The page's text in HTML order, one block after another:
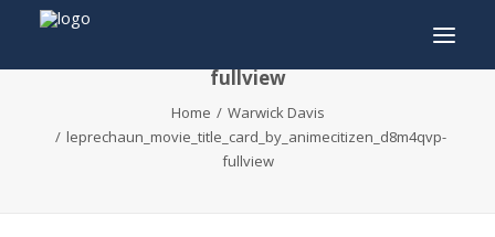
INFO
PROGRAMMA
fullview
Home
Warwick Davis
leprechaun_movie_title_card_by_animecitizen_d8m4qvp-
fullview